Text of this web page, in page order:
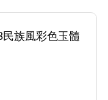
族風彩色玉髓